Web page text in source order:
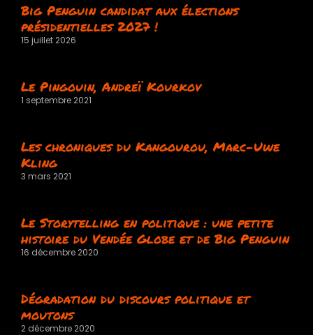
Big Penguin candidat aux élections
présidentielles 2027 !
15 juillet 2026
Le Pingouin, Andreï Kourkov
1 septembre 2021
Les chroniques du Kangourou, Marc-Uwe
Kling
3 mars 2021
Le Storytelling en politique : une petite
histoire du Vendée Globe et de Big Penguin
16 décembre 2020
Dégradation du discours politique et
moutons
2 décembre 2020